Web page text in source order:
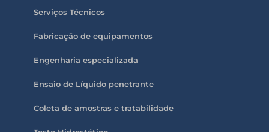
Serviços Técnicos
Fabricação de equipamentos
Engenharia especializada
Ensaio de Líquido penetrante
Coleta de amostras e tratabilidade